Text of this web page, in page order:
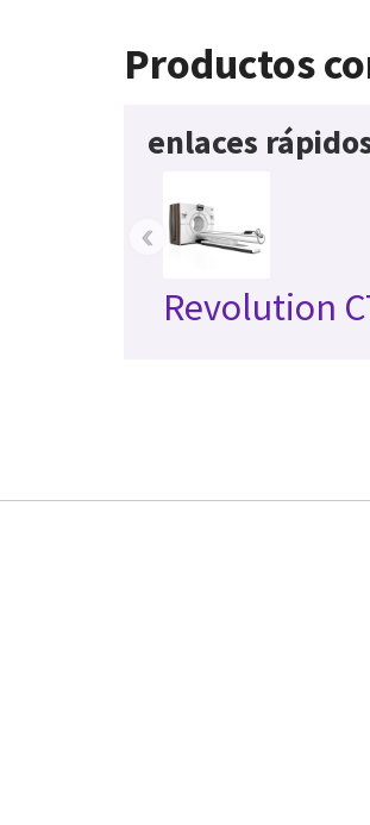
Productos
enlaces
Revolution
‹